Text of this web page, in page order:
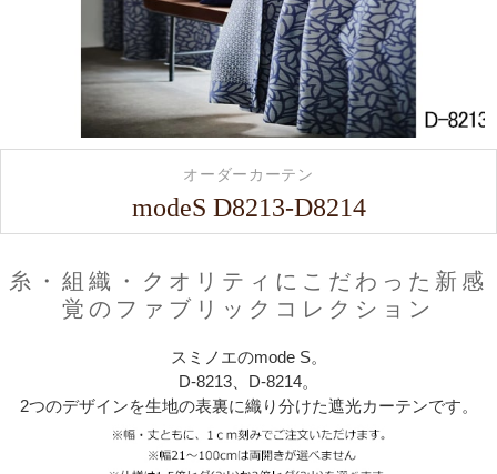
糸・組織・クオリティにこだわった新感
覚のファブリックコレクション
オーダーカーテン
modeS D8213-D8214
スミノエのmode S。
D-8213、D-8214。
2つのデザインを生地の表裏に織り分けた遮光カーテンです。